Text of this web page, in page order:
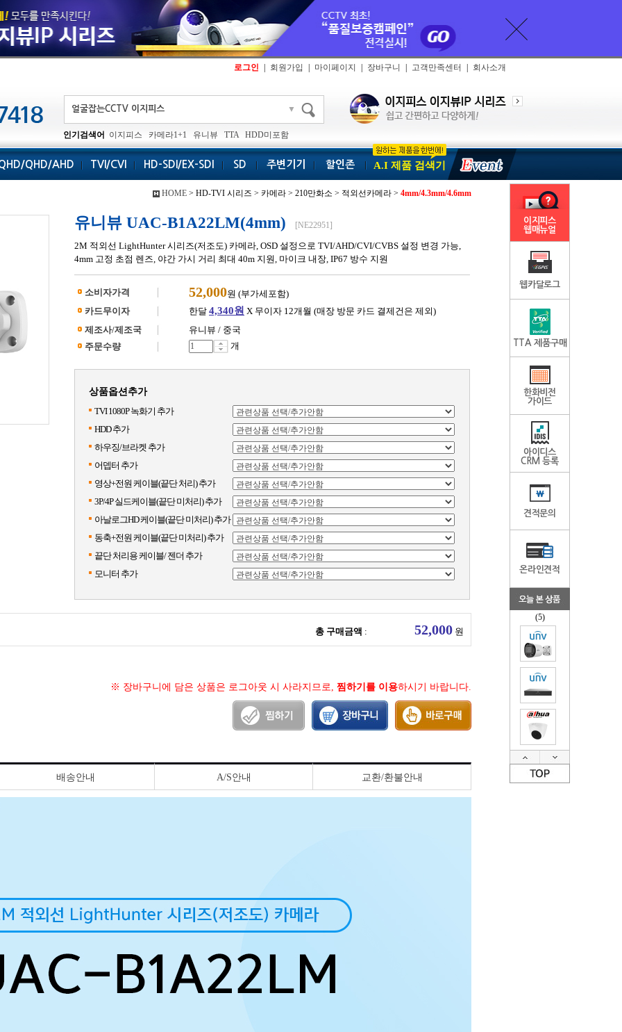
로그인 회원가입 마이페이지 장바구니 고객만족센터 회사소개
▼
인기검색어 이지피스 카메라1+1 유니뷰 TTA HDD미포함
QHD/AHD TVI/CVI HD-SDI/EX-SDI SD 주변기기 할인존 A.I 제품 검색기
HOME > HD-TVI 시리즈 > 카메라 > 210만화소 > 적외선카메라 > 4mm/4.3mm/4.6mm
유니뷰 UAC-B1A22LM(4mm) [NE22951]
2M 적외선 LightHunter 시리즈(저조도) 카메라, OSD 설정으로 TVI/AHD/CVI/CVBS 설정 변경 가능,
4mm 고정 초점 렌즈, 야간 가시 거리 최대 40m 지원, 마이크 내장, IP67 방수 지원
소비자가격 52,000원 (부가세포함)
카드무이자
한달 4,340원 X 무이자 12개월 (매장 방문 카드 결제건은 제외)
제조사/제조국
유니뷰 / 중국
주문수량
개
상품옵션추가
TVI 1080P 녹화기 추가
HDD 추가
하우징/브라켓 추가
어뎁터 추가
영상+전원 케이블(끝단 처리) 추가
3P/4P 실드케이블(끝단 미처리) 추가
아날로그HD 케이블(끝단 미처리) 추가
동축+전원 케이블(끝단 미처리) 추가
끝단 처리용 케이블/ 젠더 추가
모니터 추가
총 구매금액 : 원
※ 장바구니에 담은 상품은 로그아웃 시 사라지므로, 찜하기를 이용하시기 바랍니다.
배송안내 A/S안내 교환/환불안내
이지피스
웹매뉴얼
웹카달로그
TTA 제품구매
한화비전
가이드
아이디스
CRM 등록
견적문의
온라인견적
(5)